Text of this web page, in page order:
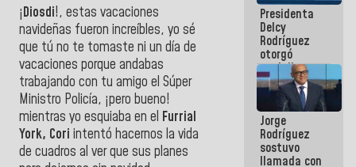
¡Diosdi!, estas vacaciones
navideñas fueron increíbles, yo sé
que tú no te tomaste ni un día de
vacaciones porque andabas
trabajando con tu amigo el Súper
Ministro Policía, ¡pero bueno!
mientras yo esquiaba en el Furrial
York, Cori intentó hacernos la vida
de cuadros al ver que sus planes
energético
Presidenta
Delcy
Rodríguez
otorgó
medalla
"Héroe de
Venezuela"
a servidores
públicos
Jorge
Rodríguez
sostuvo
llamada con